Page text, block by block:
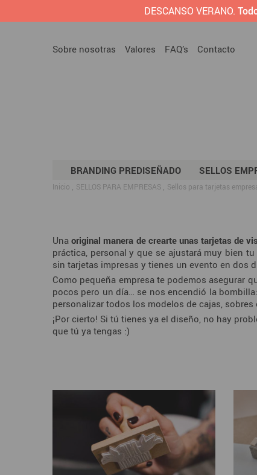
DESCANSO VERANO.
Sobre nosotras Valores FAQ’s Contacto
BRANDING PREDISEÑADO SELLOS
Inicio SELLOS PARA EMPRESAS Sellos para tarjetas
Unaoriginal manera de crearte unas tarjetas de
práctica, personal y que se ajustará muy bien
sin tarjetas impresas y tienes un evento en dos
Como pequeña empresa te podemos asegurar
pocos pero un día… se nos encendió la
personalizar todos los modelos de cajas, sobres
¡Por cierto! Si tú tienes ya el diseño, no hay
que tú ya tengas :)